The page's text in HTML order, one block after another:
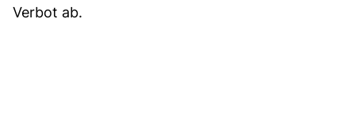
Verbot ab.